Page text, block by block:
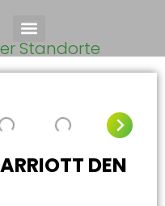
Standorte
DEN